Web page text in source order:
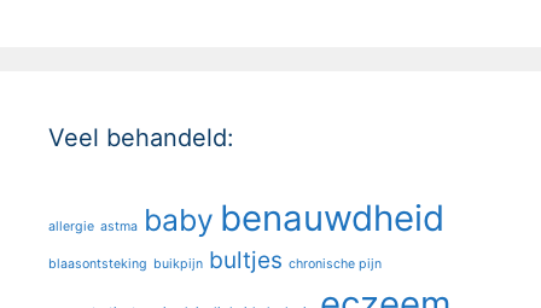
Veel behandeld:
allergie astma baby benauwdheid
blaasontsteking buikpijn bultjes chronische pijn